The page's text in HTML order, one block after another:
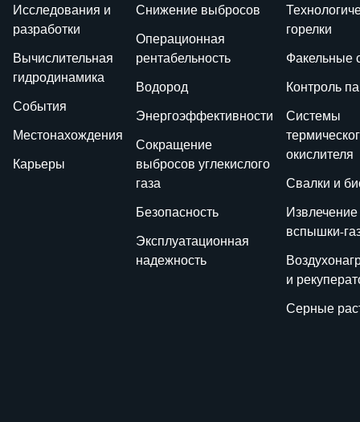
Исследования и
разработки
Вычислительная
гидродинамика
События
Местонахождения
Карьеры
Снижение выбросов
Операционная
рентабельность
Водород
Энергоэффективности
Сокращение
выбросов углекислого
газа
Безопасность
Эксплуатационная
надежность
горелки
Факельные
Контроль
Системы
окислителя
Свалки и
Извлечение
вспышки-
и
Серные